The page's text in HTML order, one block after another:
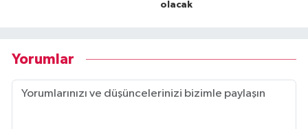
olacak
Yorumlar